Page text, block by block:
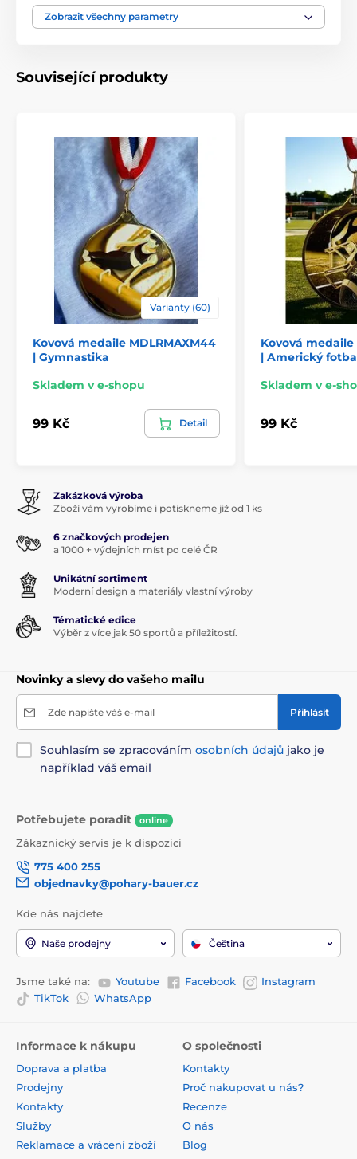
Typ ocenění
Zobrazit všechny parametry
Související produkty
Varianty (60)
Kovová medaile MDLRMAXM44
| Gymnastika
Skladem v e-shopu
99 Kč Detail
Kovová medaile
| Americký
Skladem v e-
99 Kč
Zakázková výroba
Zboží vám vyrobíme i potiskneme již od 1 ks
6 značkových prodejen
a 1000 + výdejních míst po celé ČR
Unikátní sortiment
Moderní design a materiály vlastní výroby
Tématické edice
Výběr z více jak 50 sportů a příležitostí.
Novinky a slevy do vašeho mailu
Zde napište váš e-mail Přihlásit
Souhlasím se zpracováním osobních údajů jako je
například váš email
Potřebujete poradit online
Zákaznický servis je k dispozici
775 400 255
objednavky@pohary-bauer.cz
Kde nás najdete
Naše prodejny Čeština
Jsme také na: Youtube Facebook
Instagram
TikTok
WhatsApp
Informace k nákupu
Doprava a platba
Prodejny
Kontakty
Služby
Reklamace a vrácení zboží
O společnosti
Kontakty
Proč nakupovat u nás?
Recenze
O nás
Blog